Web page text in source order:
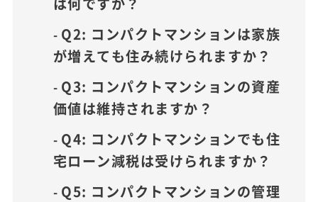
Q2: コンパクトマンションは家族
が増えても住み続けられますか？
Q3: コンパクトマンションの資産
価値は維持されますか？
Q4: コンパクトマンションでも住
宅ローン減税は受けられますか？
Q5: コンパクトマンションの管理